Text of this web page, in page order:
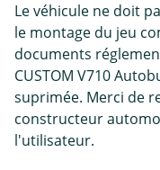
Le véhicule ne doit
le montage du jeu
documents
CUSTOM V710
suprimée. Merci de
constructeur
l'utilisateur.